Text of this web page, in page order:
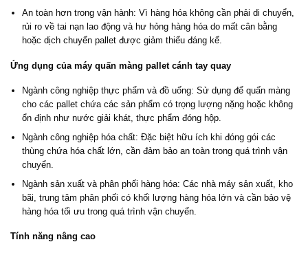
An toàn hơn trong vận hành: Vì hàng hóa không cần phải di chuyển,
rủi ro về tai nạn lao động và hư hỏng hàng hóa do mất cân bằng
hoặc dịch chuyển pallet được giảm thiểu đáng kể.
Ứng dụng của máy quấn màng pallet cánh tay quay
Ngành công nghiệp thực phẩm và đồ uống: Sử dụng để quấn màng
cho các pallet chứa các sản phẩm có trọng lượng nặng hoặc không
ổn định như nước giải khát, thực phẩm đóng hộp.
Ngành công nghiệp hóa chất: Đặc biệt hữu ích khi đóng gói các
thùng chứa hóa chất lớn, cần đảm bảo an toàn trong quá trình vận
chuyển.
Ngành sản xuất và phân phối hàng hóa: Các nhà máy sản xuất, kho
bãi, trung tâm phân phối có khối lượng hàng hóa lớn và cần bảo vệ
hàng hóa tối ưu trong quá trình vận chuyển.
Tính năng nâng cao